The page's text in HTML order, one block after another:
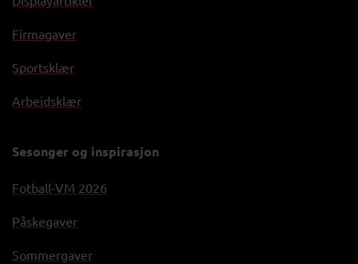
Firmagaver
Sportsklær
Arbeidsklær
Sesonger og inspirasjon
Fotball-VM 2026
Påskegaver
Sommergaver